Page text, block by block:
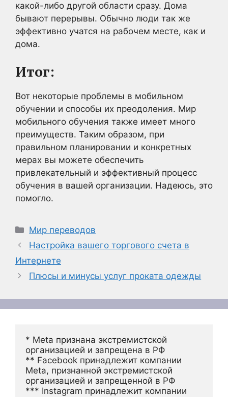
какой-либо другой области сразу. Дома
бывают перерывы. Обычно люди так же
эффективно учатся на рабочем месте, как и
дома.
Итог:
Вот некоторые проблемы в мобильном
обучении и способы их преодоления. Мир
мобильного обучения также имеет много
преимуществ. Таким образом, при
правильном планировании и конкретных
мерах вы можете обеспечить
привлекательный и эффективный процесс
обучения в вашей организации. Надеюсь, это
помогло.
Рубрики
Мир переводов
Настройка вашего торгового счета в
Интернете
Плюсы и минусы услуг проката одежды
* Meta признана экстремистской
организацией и запрещена в РФ
** Facebook принадлежит компании
Meta, признанной экстремистской
организацией и запрещенной в РФ
*** Instagram принадлежит компании